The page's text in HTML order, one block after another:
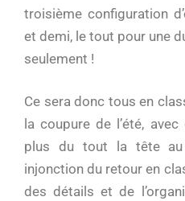
troisième configuration
et demi, le tout pour une
seulement !
Ce sera donc tous en
la coupure de l’été,
plus du tout la tête
injonction du retour en
des détails et de